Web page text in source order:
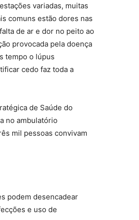
variadas, muitas
comuns estão dores nas
de ar e dor no peito ao
provocada pela doença
tempo o lúpus
cedo faz toda a
de Saúde do
no ambulatório
mil pessoas convivam
podem desencadear
e uso de